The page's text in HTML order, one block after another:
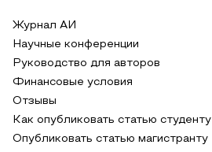
Журнал АИ
Научные конференции
Руководство для авторов
Финансовые условия
Отзывы
Как опубликовать статью студенту
Опубликовать статью магистранту